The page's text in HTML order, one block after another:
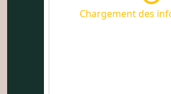
Chargement des